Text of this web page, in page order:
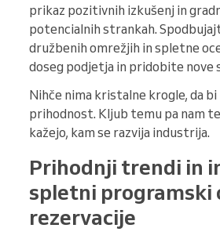
prikaz pozitivnih izkušenj in
potencialnih strankah.
družbenih omrežjih in spletne
doseg podjetja in pridobite nove
Nihče nima kristalne krogle, da bi
prihodnost. Kljub temu pa nam
kažejo, kam se razvija industrija.
Prihodnji trendi in
spletni programski
rezervacije